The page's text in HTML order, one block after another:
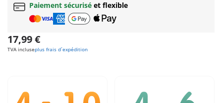
Paiement sécurisé et flexible
17,99 €
TVA incluseplus frais d´expédition